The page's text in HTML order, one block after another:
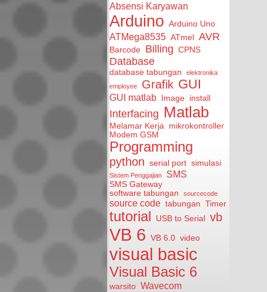
Absensi Karyawan
Arduino Arduino Uno
ATMega8535 ATmel AVR
Barcode Billing CPNS
Database
database tabungan
elektronika
employee
Grafik GUI
GUI matlab Image install
Interfacing Matlab
Melamar Kerja mikrokontroller
Modem GSM
Programming
python serial port simulasi
Sistem Penggajian SMS
SMS Gateway
software tabungan
sourcecode
source code tabungan Timer
tutorial USB to Serial vb
VB 6 VB 6.0 video
visual basic
Visual Basic 6
warsito Wavecom